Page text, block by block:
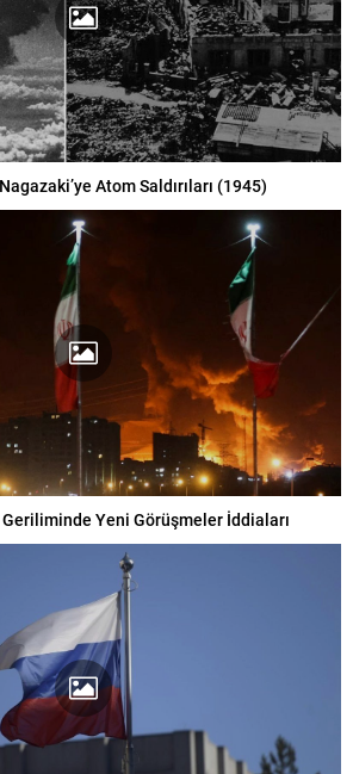
Atom Saldırıları (1945)
Geriliminde Yeni Görüşmeler İddiaları